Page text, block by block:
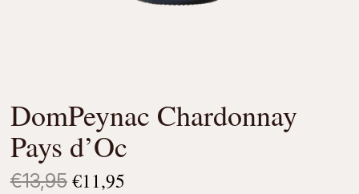
DomPeynac Chardonnay
Pays d’Oc
€13,95 Oorspronkelijke
€11,95Huidige